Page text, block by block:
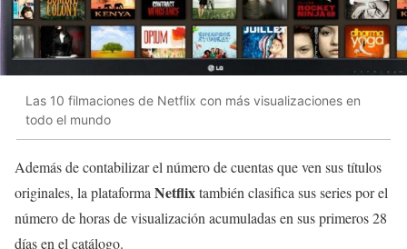
Las 10 filmaciones de Netflix con más visualizaciones en
todo el mundo
Además de contabilizar el número de cuentas que ven sus títulos
originales, la plataforma Netflixtambién clasifica sus series por el
número de horas de visualización acumuladas en sus primeros 28
días en el catálogo.